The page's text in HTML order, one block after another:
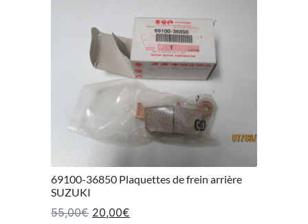
69100-36850 Plaquettes de frein arrière
SUZUKI
55,00€ Le prix initial était : 55,00€.
20,00€